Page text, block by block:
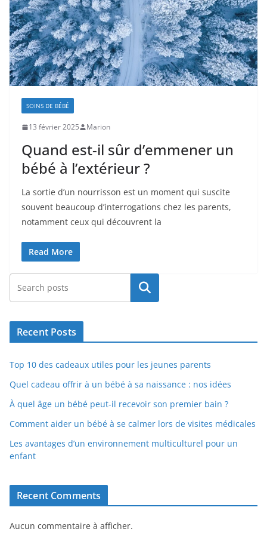
SOINS DE BÉBÉ
13 février 2025 Marion
Quand est-il sûr d’emmener un
bébé à l’extérieur ?
La sortie d’un nourrisson est un moment qui suscite
souvent beaucoup d’interrogations chez les parents,
notamment ceux qui découvrent la
Read More
Rechercher
Recent Posts
Top 10 des cadeaux utiles pour les jeunes parents
Quel cadeau offrir à un bébé à sa naissance : nos idées
À quel âge un bébé peut-il recevoir son premier bain ?
Comment aider un bébé à se calmer lors de visites médicales
Les avantages d’un environnement multiculturel pour un
enfant
Recent Comments
Aucun commentaire à afficher.